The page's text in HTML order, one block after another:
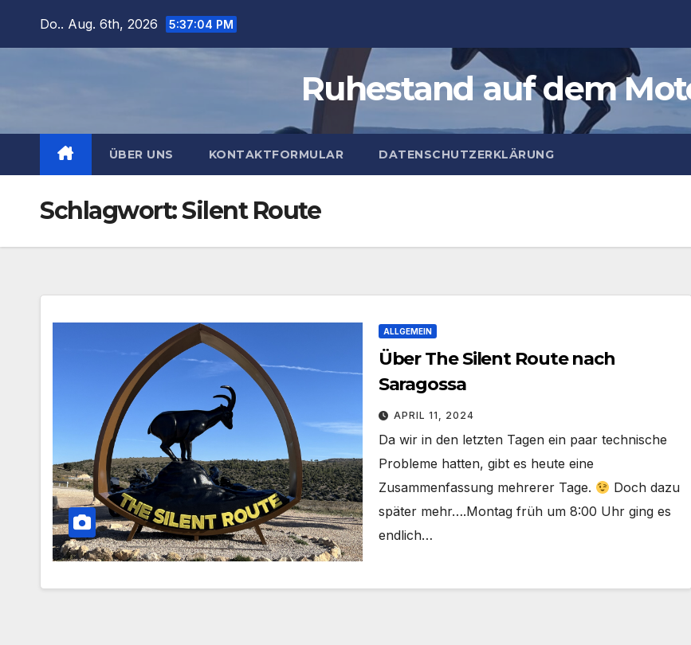
Do.. Aug. 6th, 2026 5:37:05 PM
Ruhestand auf dem
ÜBER UNS KONTAKTFORMULAR DATENSCHUTZERKLÄRUNG
Schlagwort:Silent Route
ALLGEMEIN
Über The Silent Route nach
Saragossa
APRIL 11, 2024
Da wir in den letzten Tagen ein paar technische
Probleme hatten, gibt es heute eine
Zusammenfassung mehrerer Tage.
Doch dazu
später mehr….Montag früh um 8:00 Uhr ging es
endlich…